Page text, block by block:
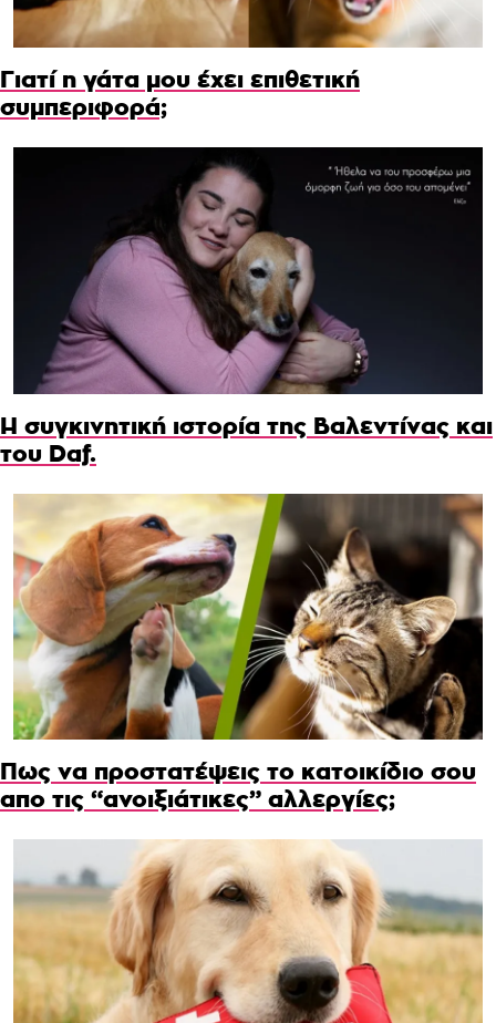
Γιατί η γάτα μου έχει επιθετική
συμπεριφορά;
Η συγκινητική ιστορία της Βαλεντίνας και
του Daf.
Πως να προστατέψεις το κατοικίδιο σου
απο τις “ανοιξιάτικες” αλλεργίες;